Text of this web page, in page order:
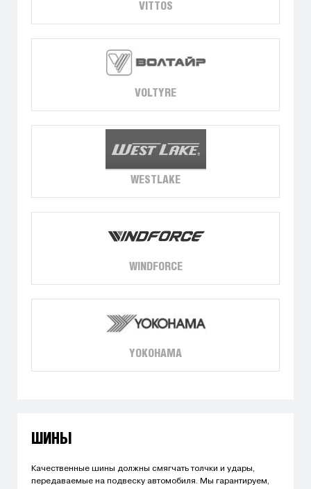
VITTOS
VOLTYRE
WESTLAKE
WINDFORCE
YOKOHAMA
ШИНЫ
Качественные шины должны смягчать толчки и удары,
передаваемые на подвеску автомобиля. Мы гарантируем,